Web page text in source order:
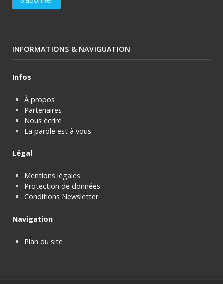
INFORMATIONS & NAVIGUATION
Infos
À propos
Partenaires
Nous écrire
La parole est à vous
Légal
Mentions légales
Protection de données
Conditions Newsletter
Navigation
Plan du site